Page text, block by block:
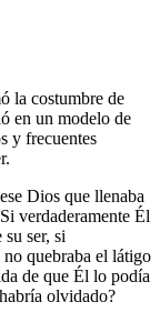
la costumbre de
en un modelo de
y frecuentes
Dios que llenaba
verdaderamente Él
ser, si
quebraba el látigo
de que Él lo podía
olvidado?